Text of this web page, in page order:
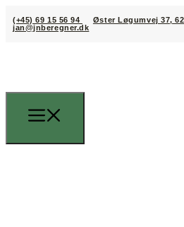
(+45) 69 15 56 94
Øster Løgumvej 37,
jan@jnberegner.dk